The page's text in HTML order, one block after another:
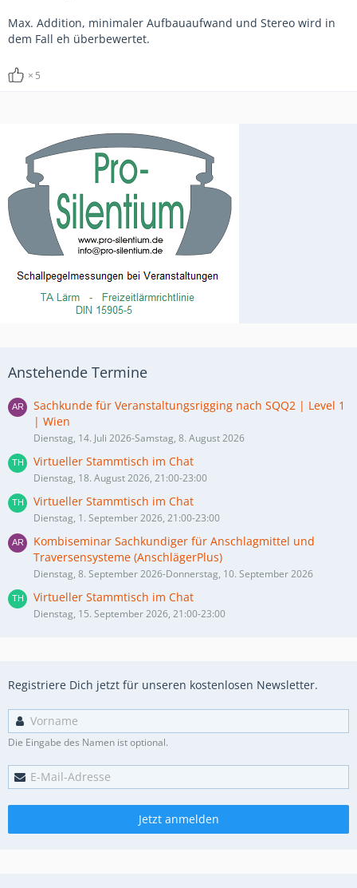
Max. Addition, minimaler Aufbauaufwand und Stereo wird in
dem Fall eh überbewertet.
5
Anstehende Termine
Sachkunde für Veranstaltungsrigging nach SQQ2 | Level 1
| Wien
Dienstag, 14. Juli 2026-Samstag, 8. August 2026
Virtueller Stammtisch im Chat
Dienstag, 18. August 2026, 21:00-23:00
Virtueller Stammtisch im Chat
Dienstag, 1. September 2026, 21:00-23:00
Kombiseminar Sachkundiger für Anschlagmittel und
Traversensysteme (AnschlägerPlus)
Dienstag, 8. September 2026-Donnerstag, 10. September 2026
Virtueller Stammtisch im Chat
Dienstag, 15. September 2026, 21:00-23:00
Registriere Dich jetzt für unseren kostenlosen Newsletter.
Die Eingabe des Namen ist optional.
Jetzt anmelden